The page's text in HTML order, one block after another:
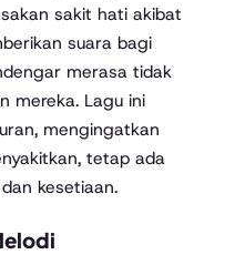
sakit hati akibat
suara bagi
merasa tidak
mereka. Lagu ini
mengingatkan
tetap ada
kesetiaan.